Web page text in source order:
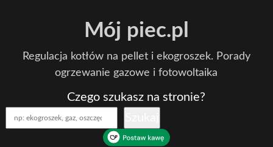
Mój piec.pl
Regulacja kotłów na pellet i ekogroszek. Porady
ogrzewanie gazowe i fotowoltaika
Czego szukasz na stronie?